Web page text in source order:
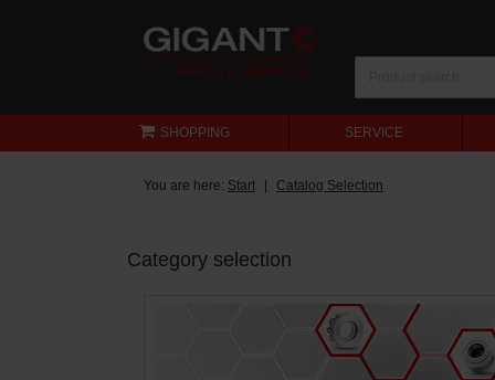
SHOPPING SERVICE
You are here: Start Catalog Selection
Category selection